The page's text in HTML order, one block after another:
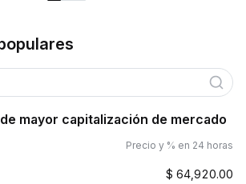
mayor capitalización de mercado
Precio y % en 24 horas
$ 64,920.00